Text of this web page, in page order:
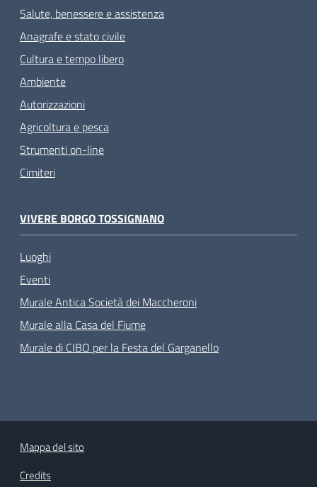
Salute, benessere e assistenza
Anagrafe e stato civile
Cultura e tempo libero
Ambiente
Autorizzazioni
Agricoltura e pesca
Strumenti on-line
Cimiteri
VIVERE BORGO TOSSIGNANO
Luoghi
Eventi
Murale Antica Società dei Maccheroni
Murale alla Casa del Fiume
Murale di CIBO per la Festa del Garganello
Mappa del sito
Credits